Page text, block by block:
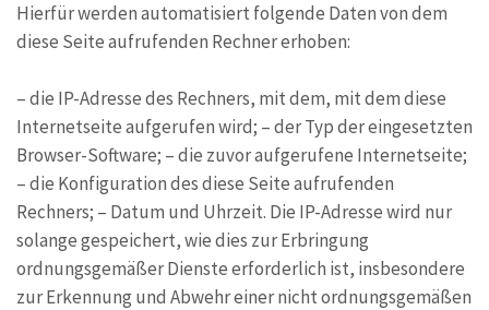
Hierfür werden automatisiert folgende Daten von dem
diese Seite aufrufenden Rechner erhoben:
– die IP-Adresse des Rechners, mit dem, mit dem diese
Internetseite aufgerufen wird; – der Typ der eingesetzten
Browser-Software; – die zuvor aufgerufene Internetseite;
– die Konfiguration des diese Seite aufrufenden
Rechners; – Datum und Uhrzeit. Die IP-Adresse wird nur
solange gespeichert, wie dies zur Erbringung
ordnungsgemäßer Dienste erforderlich ist, insbesondere
zur Erkennung und Abwehr einer nicht ordnungsgemäßen